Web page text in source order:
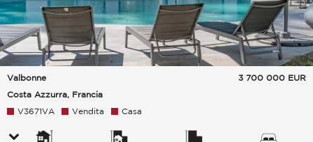
Valbonne
Costa Azzurra, Francia
3 700 000 EUR
V3671VA Vendita Casa